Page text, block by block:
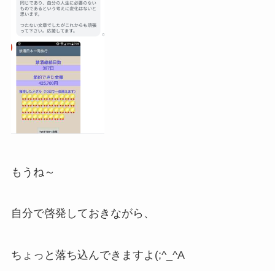
もうね～
自分で啓発しておきながら、
ちょっと落ち込んできますよ(;^_^A